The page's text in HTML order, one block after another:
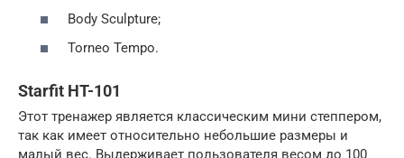
Body Sculpture;
Torneo Tempo.
Starfit HT-101
Этот тренажер является классическим мини степпером,
так как имеет относительно небольшие размеры и
малый вес. Выдерживает пользователя весом до 100